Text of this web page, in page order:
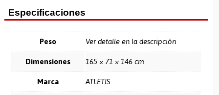
Especificaciones
Peso Ver detalle en la descripción
Dimensiones 165 × 71 × 146 cm
Marca ATLETIS